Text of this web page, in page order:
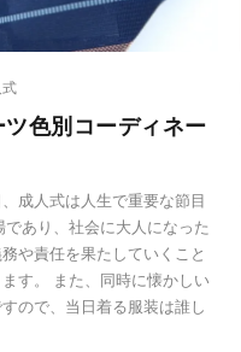
式
色別コーディネー
成人式は人生で重要な節目
あり、社会に大人になった
や責任を果たしていくこと
す。 また、同時に懐かしい
ので、当日着る服装は誰し